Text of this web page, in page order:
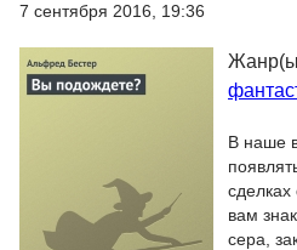
7 сентября 2016, 19:36
В наше
сделках
вам
сера,